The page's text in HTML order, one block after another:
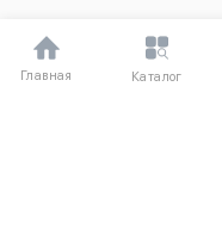
Главная Каталог